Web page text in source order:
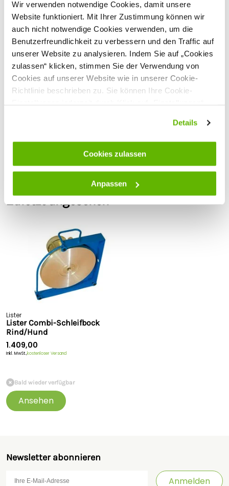
Wir verwenden notwendige Cookies, damit unsere
Website funktioniert. Mit Ihrer Zustimmung können wir
auch nicht notwendige Cookies verwenden, um die
Benutzerfreundlichkeit zu verbessern und den Traffic auf
unserer Website zu analysieren. Indem Sie auf „Cookies
zulassen“ klicken, stimmen Sie der Verwendung von
Cookies auf unserer Website wie in unserer Cookie-
Richtlinie beschrieben zu. Sie können Ihre Cookie-
Details
Cookies zulassen
Anpassen
Produktbeschreibung
Lister Combi-Schleifbock Rind/Hund
Der professionelle Combi-Schleifbock zum Schleifen von
Schermessern. Als Senkrecht- oder Waagerechtschleifer,
transportabel oder fest montierbar. Der Combi-Schleifbock
verfügt über einen absolut ruhigen Lauf und ist durch seine
Dreipunktauflage vibrationsfrei.
Im Lieferumfang ist eine Haltezange für Schermesser und
Scheibendurchmesser: 350 mm
Sicherheitshinweise
Lister GmbH, Am Mühlenberg 3, 58509
Kundenbewertungen
Zuletzt angesehen
Lister
Lister Combi-Schleifbock
Rind/Hund
1.409,00
Inkl. MwSt.,kostenloser Versand
Bald wieder verfügbar
Ansehen
Newsletter abonnieren
Anmelden